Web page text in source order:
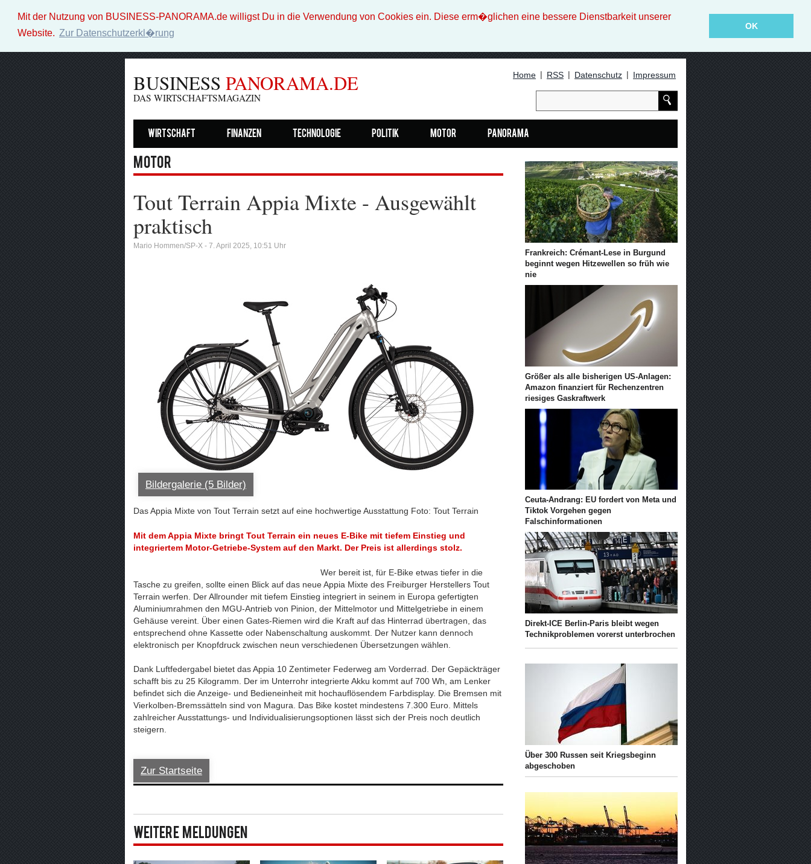
Mit der Nutzung von BUSINESS-PANORAMA.de willigst Du in die Verwendung von Cookies ein. Diese erm�glichen eine bessere Dienstbarkeit unserer
Website. Zur Datenschutzerkl�rung
OK
BUSINESS PANORAMA.DE
DAS WIRTSCHAFTSMAGAZIN
Home | RSS | Datenschutz | Impressum
Wirtschaft Finanzen Technologie Politik Motor Panorama
Motor
Tout Terrain Appia Mixte - Ausgewählt
praktisch
Mario Hommen/SP-X - 7. April 2025, 10:51 Uhr
Bildergalerie (5 Bilder)
Das Appia Mixte von Tout Terrain setzt auf eine hochwertige Ausstattung Foto: Tout Terrain
Mit dem Appia Mixte bringt Tout Terrain ein neues E-Bike mit tiefem Einstieg und
integriertem Motor-Getriebe-System auf den Markt. Der Preis ist allerdings stolz.
Wer bereit ist, für E-Bike etwas tiefer in die
Tasche zu greifen, sollte einen Blick auf das neue Appia Mixte des Freiburger Herstellers Tout
Terrain werfen. Der Allrounder mit tiefem Einstieg integriert in seinem in Europa gefertigten
Aluminiumrahmen den MGU-Antrieb von Pinion, der Mittelmotor und Mittelgetriebe in einem
Gehäuse vereint. Über einen Gates-Riemen wird die Kraft auf das Hinterrad übertragen, das
entsprechend ohne Kassette oder Nabenschaltung auskommt. Der Nutzer kann dennoch
elektronisch per Knopfdruck zwischen neun verschiedenen Übersetzungen wählen.
Dank Luftfedergabel bietet das Appia 10 Zentimeter Federweg am Vorderrad. Der Gepäckträger
schafft bis zu 25 Kilogramm. Der im Unterrohr integrierte Akku kommt auf 700 Wh, am Lenker
befindet sich die Anzeige- und Bedieneinheit mit hochauflösendem Farbdisplay. Die Bremsen mit
Vierkolben-Bremssätteln sind von Magura. Das Bike kostet mindestens 7.300 Euro. Mittels
zahlreicher Ausstattungs- und Individualisierungsoptionen lässt sich der Preis noch deutlich
steigern.
Zur Startseite
Weitere Meldungen
Frankreich: Crémant-Lese in Burgund
beginnt wegen Hitzewellen so früh wie
nie
Größer als alle bisherigen US-Anlagen:
Amazon finanziert für Rechenzentren
riesiges Gaskraftwerk
Ceuta-Andrang: EU fordert von Meta und
Tiktok Vorgehen gegen
Falschinformationen
Direkt-ICE Berlin-Paris bleibt wegen
Technikproblemen vorerst unterbrochen
Über 300 Russen seit Kriegsbeginn
abgeschoben